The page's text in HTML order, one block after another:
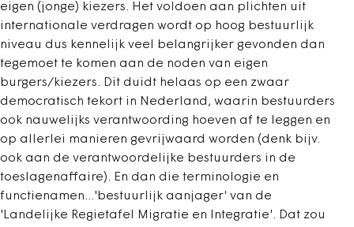
eigen (jonge) kiezers. Het voldoen aan plichten uit
internationale verdragen wordt op hoog bestuurlijk
niveau dus kennelijk veel belangrijker gevonden dan
tegemoet te komen aan de noden van eigen
burgers/kiezers. Dit duidt helaas op een zwaar
democratisch tekort in Nederland, waarin bestuurders
ook nauwelijks verantwoording hoeven af te leggen en
op allerlei manieren gevrijwaard worden (denk bijv.
ook aan de verantwoordelijke bestuurders in de
toeslagenaffaire). En dan die terminologie en
functienamen...'bestuurlijk aanjager' van de
'Landelijke Regietafel Migratie en Integratie'. Dat zou